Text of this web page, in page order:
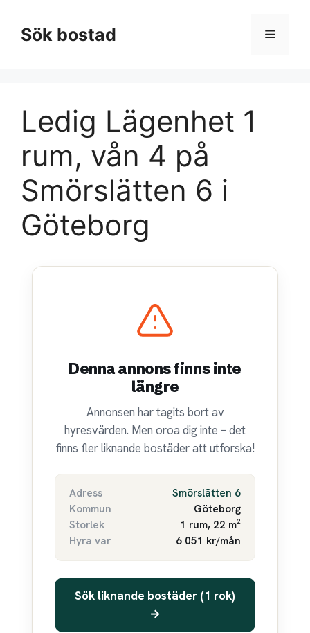
innehållSök bostad Meny
Ledig Lägenhet 1
rum, vån 4 på
Smörslätten 6 i
Göteborg
Denna annons finns inte
längre
Annonsen har tagits bort av
hyresvärden. Men oroa dig inte – det
finns fler liknande bostäder att utforska!
Adress
Smörslätten 6
Kommun
Göteborg
Storlek
1 rum, 22 m²
Hyra var
6 051 kr/mån
Sök liknande bostäder (1 rok)
→